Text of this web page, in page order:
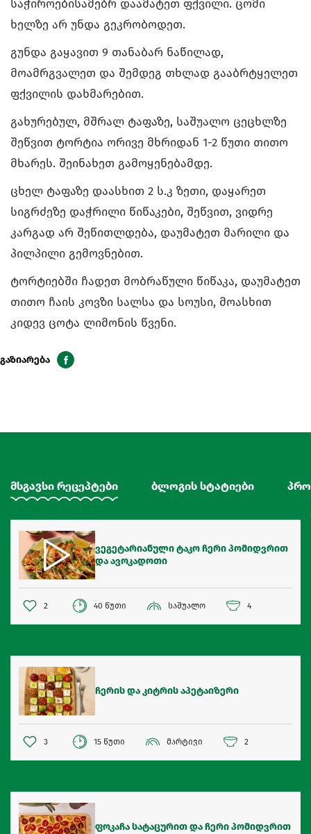
საჭიროებისამებრ დაამატეთ ფქვილი. ცომი
ხელზე არ უნდა გეკრობოდეთ.
გუნდა გაყავით 9 თანაბარ ნაწილად,
მოამრგვალეთ და შემდეგ თხლად გააბრტყელეთ
ფქვილის დახმარებით.
გახურებულ, მშრალ ტაფაზე, საშუალო ცეცხლზე
შეწვით ტორტია ორივე მხრიდან 1-2 წუთი თითო
მხარეს. შეინახეთ გამოყენებამდე.
ცხელ ტაფაზე დაასხით 2 ს.კ ზეთი, დაყარეთ
სიგრძეზე დაჭრილი წიწაკები, შეწვით, ვიდრე
კარგად არ შეწითლდება, დაუმატეთ მარილი და
პილპილი გემოვნებით.
ტორტიებში ჩადეთ მობრაწული წიწაკა, დაუმატეთ
თითო ჩაის კოვზი სალსა და სოუსი, მოასხით
კიდევ ცოტა ლიმონის წვენი.
გაზიარება
მსგავსი რეცეპტები ბლოგის სტატიები
ვეგეტარიანული ტაკო ჩერი პომიდვრით
და ავოკადოთი
2 40 წუთი საშუალო 4
ჩერის და კიტრის აპეტაიზერი
3 15 წუთი მარტივი 2
ფოკაჩა სატაცურით და ჩერი პომიდვრით